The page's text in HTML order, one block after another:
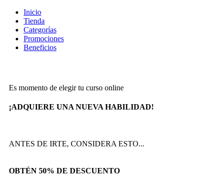
Inicio
Tienda
Categorías
Promociones
Beneficios
Es momento de elegir tu curso online
¡ADQUIERE UNA NUEVA HABILIDAD!
ANTES DE IRTE, CONSIDERA ESTO...
OBTÉN 50% DE DESCUENTO